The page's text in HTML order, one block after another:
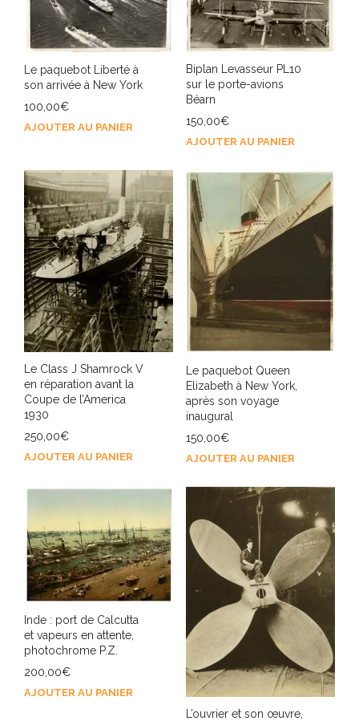
Le paquebot Liberté à
son arrivée à New York
100,00€
AJOUTER AU PANIER
Biplan Levasseur PL10
sur le porte-avions
Béarn
150,00€
AJOUTER AU PANIER
Le Class J Shamrock V
en réparation avant la
Coupe de l’America
1930
250,00€
AJOUTER AU PANIER
Le paquebot Queen
Elizabeth à New York,
après son voyage
inaugural
150,00€
AJOUTER AU PANIER
Inde : port de Calcutta
et vapeurs en attente,
photochrome P.Z.
200,00€
AJOUTER AU PANIER
L’ouvrier et son œuvre,